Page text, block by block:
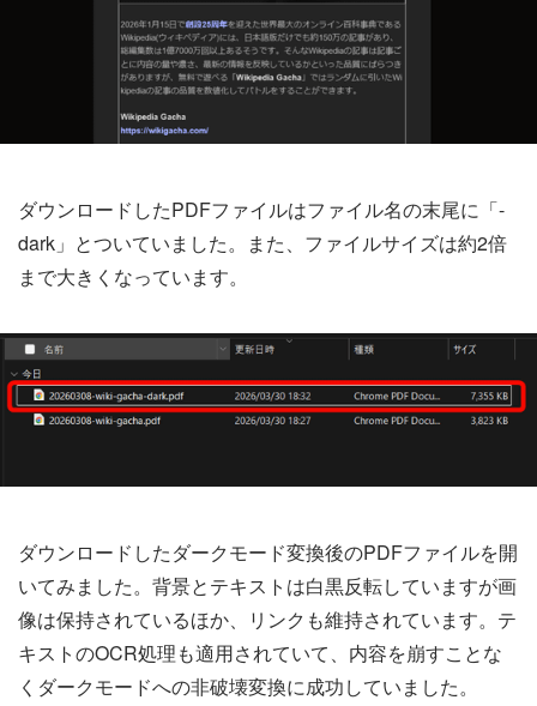
ダウンロードしたPDFファイルはファイル名の末尾に「-
dark」とついていました。また、ファイルサイズは約2倍
まで大きくなっています。
ダウンロードしたダークモード変換後のPDFファイルを開
いてみました。背景とテキストは白黒反転していますが画
像は保持されているほか、リンクも維持されています。テ
キストのOCR処理も適用されていて、内容を崩すことな
くダークモードへの非破壊変換に成功していました。